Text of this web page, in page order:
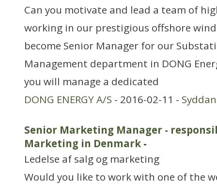
Can you motivate and lead a team of
working in our prestigious offshore
become Senior Manager for our
Management department in DONG
you will manage a dedicated
DONG ENERGY A/S - 2016-02-11 -
Senior Marketing Manager -
Marketing in Denmark -
Ledelse af salg og marketing
Would you like to work with one of the